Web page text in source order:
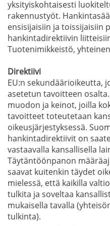
yksityiskohtaisesti
rakennustyöt.
ensisijaisiin ja toissijaisiin
hankintadirektiivin liitteisiin
Tuotenimikkeistö,
Direktiivi
EU:n sekundäärioikeutta,
asetetun tavoitteen
muodon ja keinot, joilla
tavoitteet toteutetaan
oikeusjärjestyksessä.
hankintadirektiivit on
vastaavalla kansallisella
Täytäntöönpanon
saavat kuitenkin täydet
mielessä, että kaikilla
tulkita ja soveltaa
mukaisella tavalla
tulkinta).